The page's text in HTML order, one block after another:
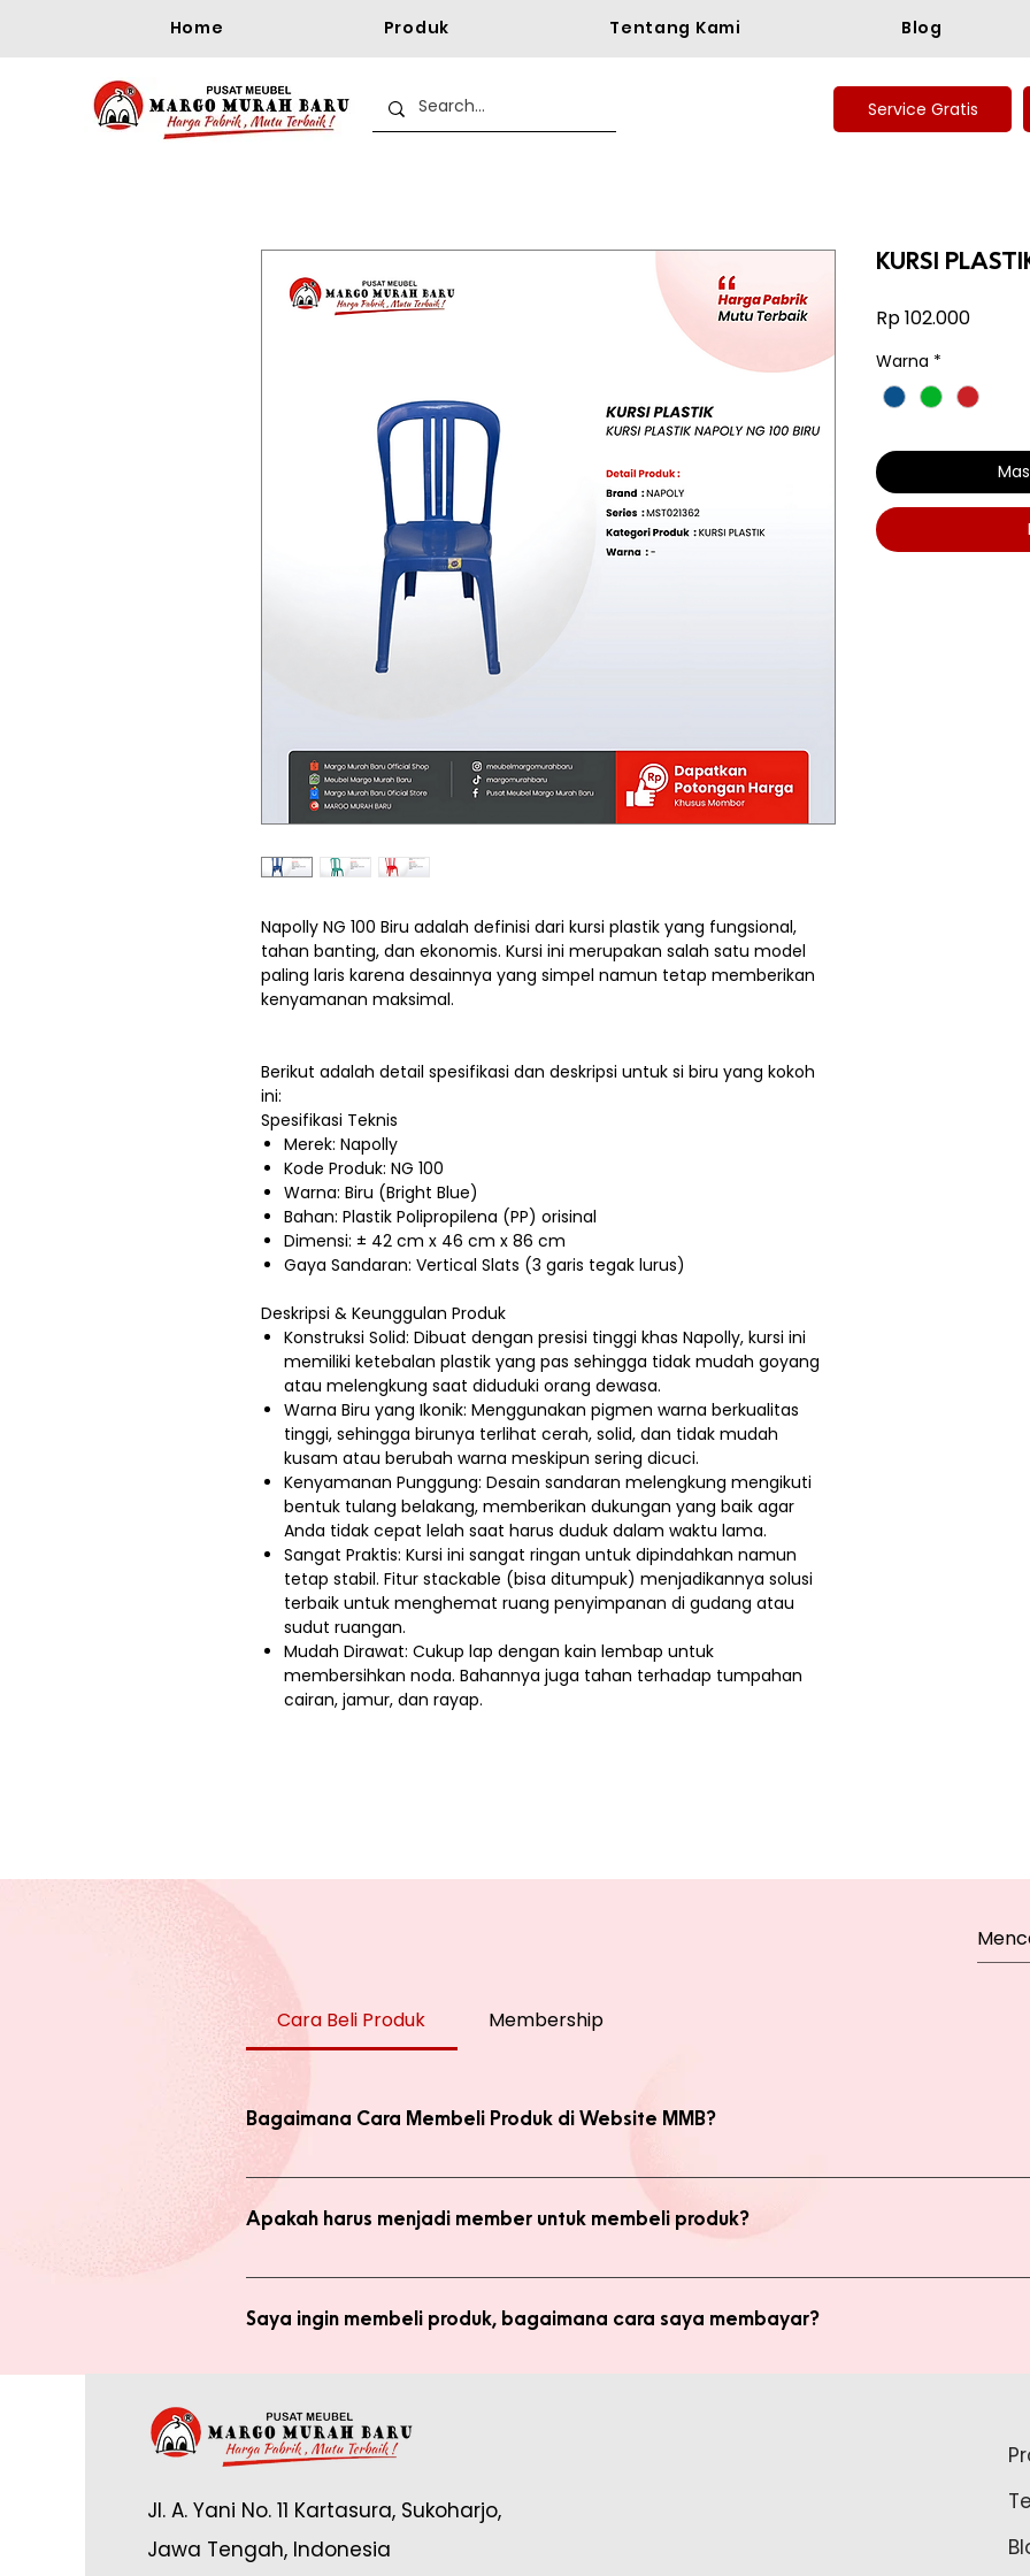
Home Produk Tentang Kami Blog
Service Gratis
Napolly NG 100 Biru adalah definisi dari kursi plastik yang fungsional,
tahan banting, dan ekonomis. Kursi ini merupakan salah satu model
paling laris karena desainnya yang simpel namun tetap memberikan
kenyamanan maksimal.
Berikut adalah detail spesifikasi dan deskripsi untuk si biru yang kokoh
ini:
Spesifikasi Teknis
Merek: Napolly
Kode Produk: NG 100
Warna: Biru (Bright Blue)
Bahan: Plastik Polipropilena (PP) orisinal
Dimensi: ± 42 cm x 46 cm x 86 cm
Gaya Sandaran: Vertical Slats (3 garis tegak lurus)
Deskripsi & Keunggulan Produk
Konstruksi Solid: Dibuat dengan presisi tinggi khas Napolly, kursi ini
memiliki ketebalan plastik yang pas sehingga tidak mudah goyang
atau melengkung saat diduduki orang dewasa.
Warna Biru yang Ikonik: Menggunakan pigmen warna berkualitas
tinggi, sehingga birunya terlihat cerah, solid, dan tidak mudah
kusam atau berubah warna meskipun sering dicuci.
Kenyamanan Punggung: Desain sandaran melengkung mengikuti
bentuk tulang belakang, memberikan dukungan yang baik agar
Anda tidak cepat lelah saat harus duduk dalam waktu lama.
Sangat Praktis: Kursi ini sangat ringan untuk dipindahkan namun
tetap stabil. Fitur stackable (bisa ditumpuk) menjadikannya solusi
terbaik untuk menghemat ruang penyimpanan di gudang atau
sudut ruangan.
Mudah Dirawat: Cukup lap dengan kain lembap untuk
membersihkan noda. Bahannya juga tahan terhadap tumpahan
cairan, jamur, dan rayap.
KURSI
Rp 102.000Harga
Warna *
Cara Beli Produk Membership
Bagaimana Cara Membeli Produk di Website MMB?
Ada 2 jenis produk yang ada di website, yaitu produk Member dan Non Member. Anda bisa melakukan
Apakah harus menjadi member untuk membeli produk?
Anda tidak perlu bergabung menjadi member untuk membeli produk MMB. Tetapi ada keuntungan
Saya ingin membeli produk, bagaimana cara saya membayar?
yang tertulis dan konfirmasikan kepada Admin.
Saya sudah jadi member tapi tidak bisa login ke Produk Member, apa yang harus saya
Admin di: https://wa.me/6287888837888 Tunggu waktu 24-48 jam untuk proses pembaruan data
Jl. A. Yani No. 11 Kartasura, Sukoharjo,
Jawa Tengah, Indonesia